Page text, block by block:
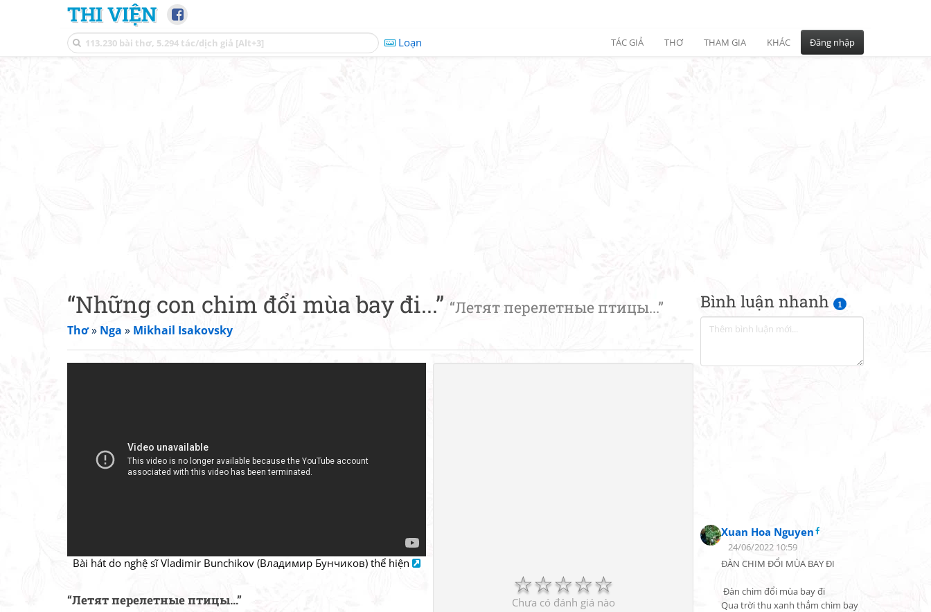
THI VIỆN
Loạn TÁC GIẢ THƠ THAM GIA KHÁC Đăng nhập
Bình luận nhanh 1
Xuan Hoa Nguyen
24/06/2022 10:59
ĐÀN CHIM ĐỔI MÙA BAY ĐI
Qua trời thu xanh thắm chim bay
“Những con chim đổi mùa bay đi...” “Летят перелетные птицы...”
Thơ» Nga » Mikhail Isakovsky
☆
☆
☆
☆
☆
Chưa có đánh giá nào
Bài hát do nghệ sĩ Vladimir Bunchikov (Владимир Бунчиков) thể hiện
“Летят перелетные птицы...”